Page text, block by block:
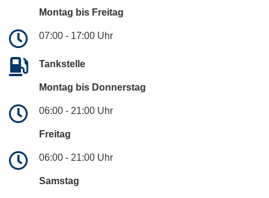
Montag bis Freitag
07:00 - 17:00 Uhr
Tankstelle
Montag bis Donnerstag
06:00 - 21:00 Uhr
Freitag
06:00 - 21:00 Uhr
Samstag